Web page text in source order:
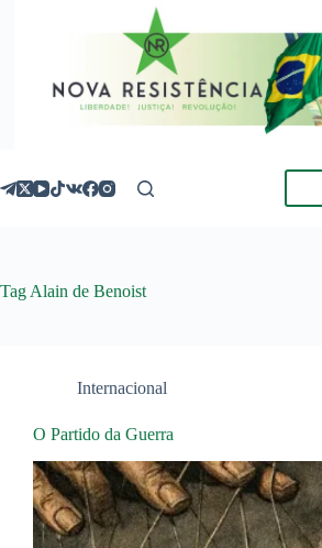
Tag Alain de Benoist
Internacional
O Partido da Guerra